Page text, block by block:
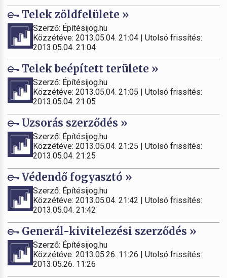
Telek zöldfelülete »
Szerző: Építésijog.hu
Közzétéve: 2013.05.04. 21:04 | Utolsó frissítés:
2013.05.04. 21:04
Telek beépített területe »
Szerző: Építésijog.hu
Közzétéve: 2013.05.04. 21:05 | Utolsó frissítés:
2013.05.04. 21:05
Uzsorás szerződés »
Szerző: Építésijog.hu
Közzétéve: 2013.05.04. 21:25 | Utolsó frissítés:
2013.05.04. 21:25
Védendő fogyasztó »
Szerző: Építésijog.hu
Közzétéve: 2013.05.04. 21:42 | Utolsó frissítés:
2013.05.04. 21:42
Generál-kivitelezési szerződés »
Szerző: Építésijog.hu
Közzétéve: 2013.05.26. 11:26 | Utolsó frissítés:
2013.05.26. 11:26